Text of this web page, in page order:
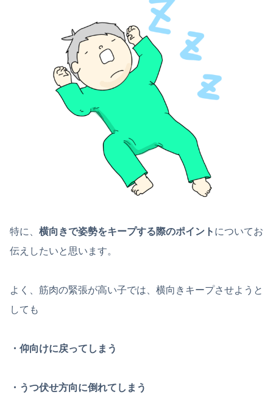
特に、 横向きで姿勢をキープする際のポイント についてお
伝えしたいと思います。
よく、筋肉の緊張が高い子では、横向きキープさせようと
しても
・仰向けに戻ってしまう
・うつ伏せ方向に倒れてしまう